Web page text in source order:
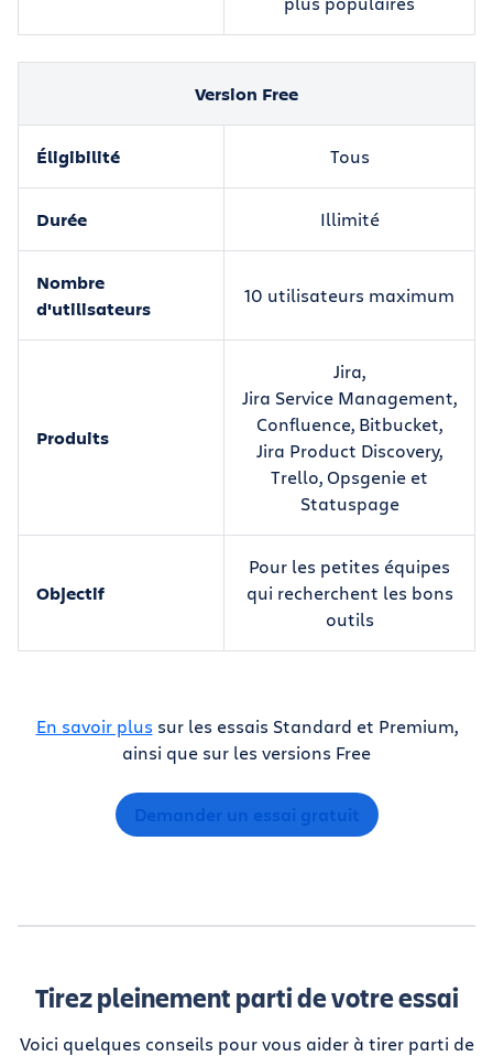
Version Free
Éligibilité Tous
Durée Illimité
Nombre
d'utilisateurs
10 utilisateurs maximum
Produits
Jira,
Jira Service Management,
Confluence, Bitbucket,
Jira Product Discovery,
Trello, Opsgenie et
Statuspage
Objectif
Pour les petites équipes
qui recherchent les bons
outils
En savoir plus sur les essais Standard et Premium,
ainsi que sur les versions Free
Demander un essai gratuit
Tirez pleinement parti de votre essai
Voici quelques conseils pour vous aider à tirer parti de